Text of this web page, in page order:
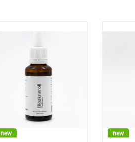
new new